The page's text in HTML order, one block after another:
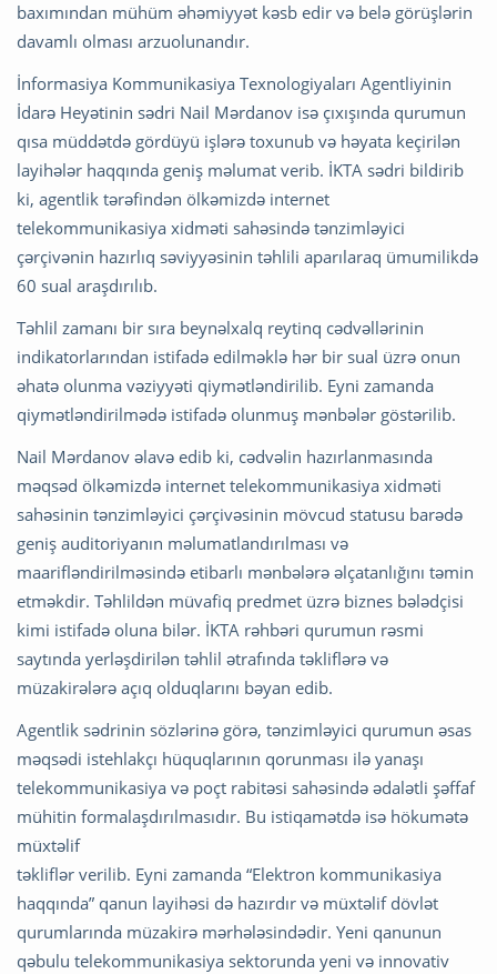
baxımından mühüm əhəmiyyət kəsb edir və belə görüşlərin
davamlı olması arzuolunandır.
İnformasiya Kommunikasiya Texnologiyaları Agentliyinin
İdarə Heyətinin sədri Nail Mərdanov isə çıxışında qurumun
qısa müddətdə gördüyü işlərə toxunub və həyata keçirilən
layihələr haqqında geniş məlumat verib. İKTA sədri bildirib
ki, agentlik tərəfindən ölkəmizdə internet
telekommunikasiya xidməti sahəsində tənzimləyici
çərçivənin hazırlıq səviyyəsinin təhlili aparılaraq ümumilikdə
60 sual araşdırılıb.
Təhlil zamanı bir sıra beynəlxalq reytinq cədvəllərinin
indikatorlarından istifadə edilməklə hər bir sual üzrə onun
əhatə olunma vəziyyəti qiymətləndirilib. Eyni zamanda
qiymətləndirilmədə istifadə olunmuş mənbələr göstərilib.
Nail Mərdanov əlavə edib ki, cədvəlin hazırlanmasında
məqsəd ölkəmizdə internet telekommunikasiya xidməti
sahəsinin tənzimləyici çərçivəsinin mövcud statusu barədə
geniş auditoriyanın məlumatlandırılması və
maarifləndirilməsində etibarlı mənbələrə əlçatanlığını təmin
etməkdir. Təhlildən müvafiq predmet üzrə biznes bələdçisi
kimi istifadə oluna bilər. İKTA rəhbəri qurumun rəsmi
saytında yerləşdirilən təhlil ətrafında təkliflərə və
müzakirələrə açıq olduqlarını bəyan edib.
Agentlik sədrinin sözlərinə görə, tənzimləyici qurumun əsas
məqsədi istehlakçı hüquqlarının qorunması ilə yanaşı
telekommunikasiya və poçt rabitəsi sahəsində ədalətli şəffaf
mühitin formalaşdırılmasıdır. Bu istiqamətdə isə hökumətə
müxtəlif
təkliflər verilib. Eyni zamanda “Elektron kommunikasiya
haqqında” qanun layihəsi də hazırdır və müxtəlif dövlət
qurumlarında müzakirə mərhələsindədir. Yeni qanunun
qəbulu telekommunikasiya sektorunda yeni və innovativ